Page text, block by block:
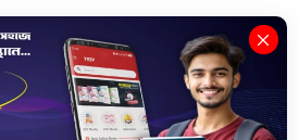
বছরের প্রশ্নগুলো Analysis করে তৈরি করা
মাধ্যমে পুরো অধ্যায়ের সকল গুরুত্বপূর্ণ
বছরের সকল বোর্ড প্রশ্ন সমাধান করা হয়ে যাবে।